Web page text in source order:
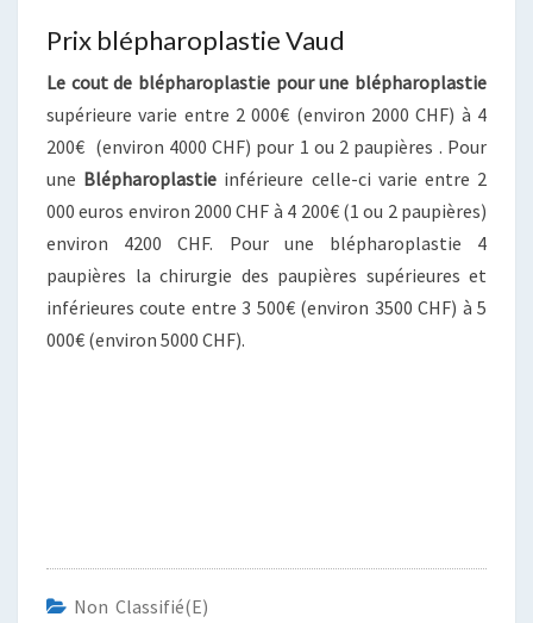
Prix blépharoplastie Vaud
Le cout de blépharoplastie pour une blépharoplastie
supérieure varie entre 2 000€ (environ 2000 CHF) à 4
200€ (environ 4000 CHF) pour 1 ou 2 paupières . Pour
une Blépharoplastie inférieure celle-ci varie entre 2
000 euros environ 2000 CHF à 4 200€ (1 ou 2 paupières)
environ 4200 CHF. Pour une blépharoplastie 4
paupières la chirurgie des paupières supérieures et
inférieures coute entre 3 500€ (environ 3500 CHF) à 5
000€ (environ 5000 CHF).
Non Classifié(e)